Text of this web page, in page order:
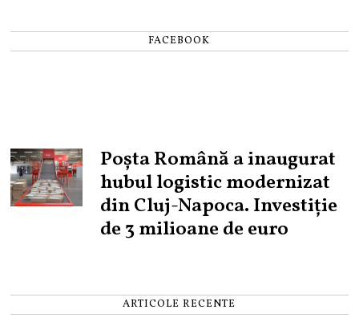
FACEBOOK
Poșta Română a inaugurat
hubul logistic modernizat
din Cluj-Napoca. Investiție
de 3 milioane de euro
ARTICOLE RECENTE